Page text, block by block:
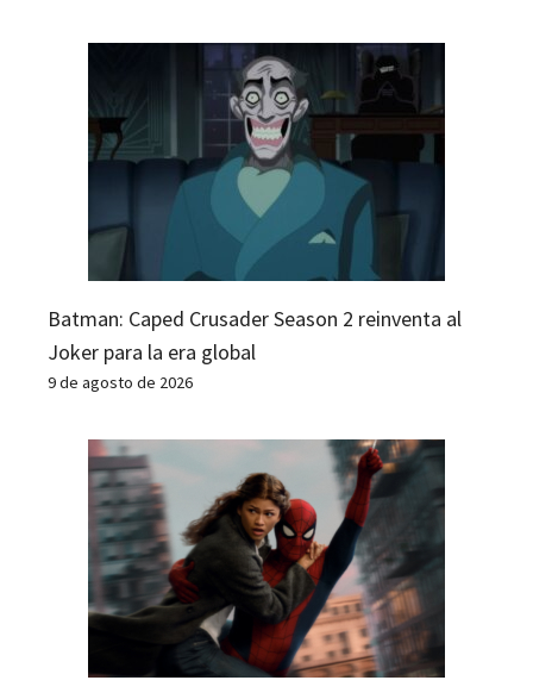
Batman: Caped Crusader Season 2 reinventa al
Joker para la era global
9 de agosto de 2026